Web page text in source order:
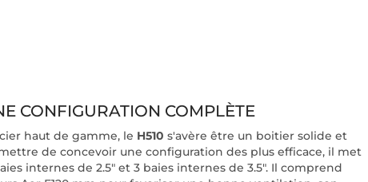
CONFIGURATION COMPLÈTE
haut de gamme, le H510 s'avère être un boitier solide et
de concevoir une configuration des plus efficace, il met
internes de 2.5" et 3 baies internes de 3.5". Il comprend